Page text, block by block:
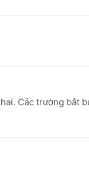
Các trường bắt